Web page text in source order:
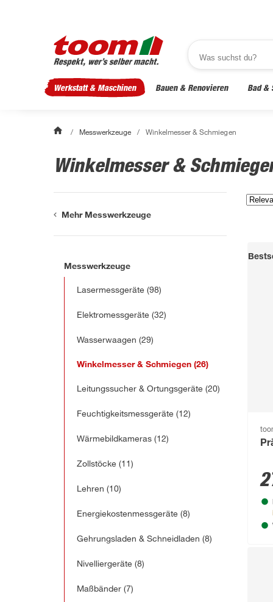
Werkstatt & Maschinen Bauen & Renovieren Bad &
/ Messwerkzeuge / Winkelmesser & Schmiegen
Winkelmesser &
Mehr Messwerkzeuge
Messwerkzeuge
Lasermessgeräte (98)
Elektromessgeräte (32)
Wasserwaagen (29)
Winkelmesser & Schmiegen (26)
Leitungssucher & Ortungsgeräte (20)
Feuchtigkeitsmessgeräte (12)
Wärmebildkameras (12)
Zollstöcke (11)
Lehren (10)
Energiekostenmessgeräte (8)
Gehrungsladen & Schneidladen (8)
Nivelliergeräte (8)
Maßbänder (7)